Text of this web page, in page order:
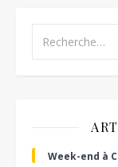
Week-end à